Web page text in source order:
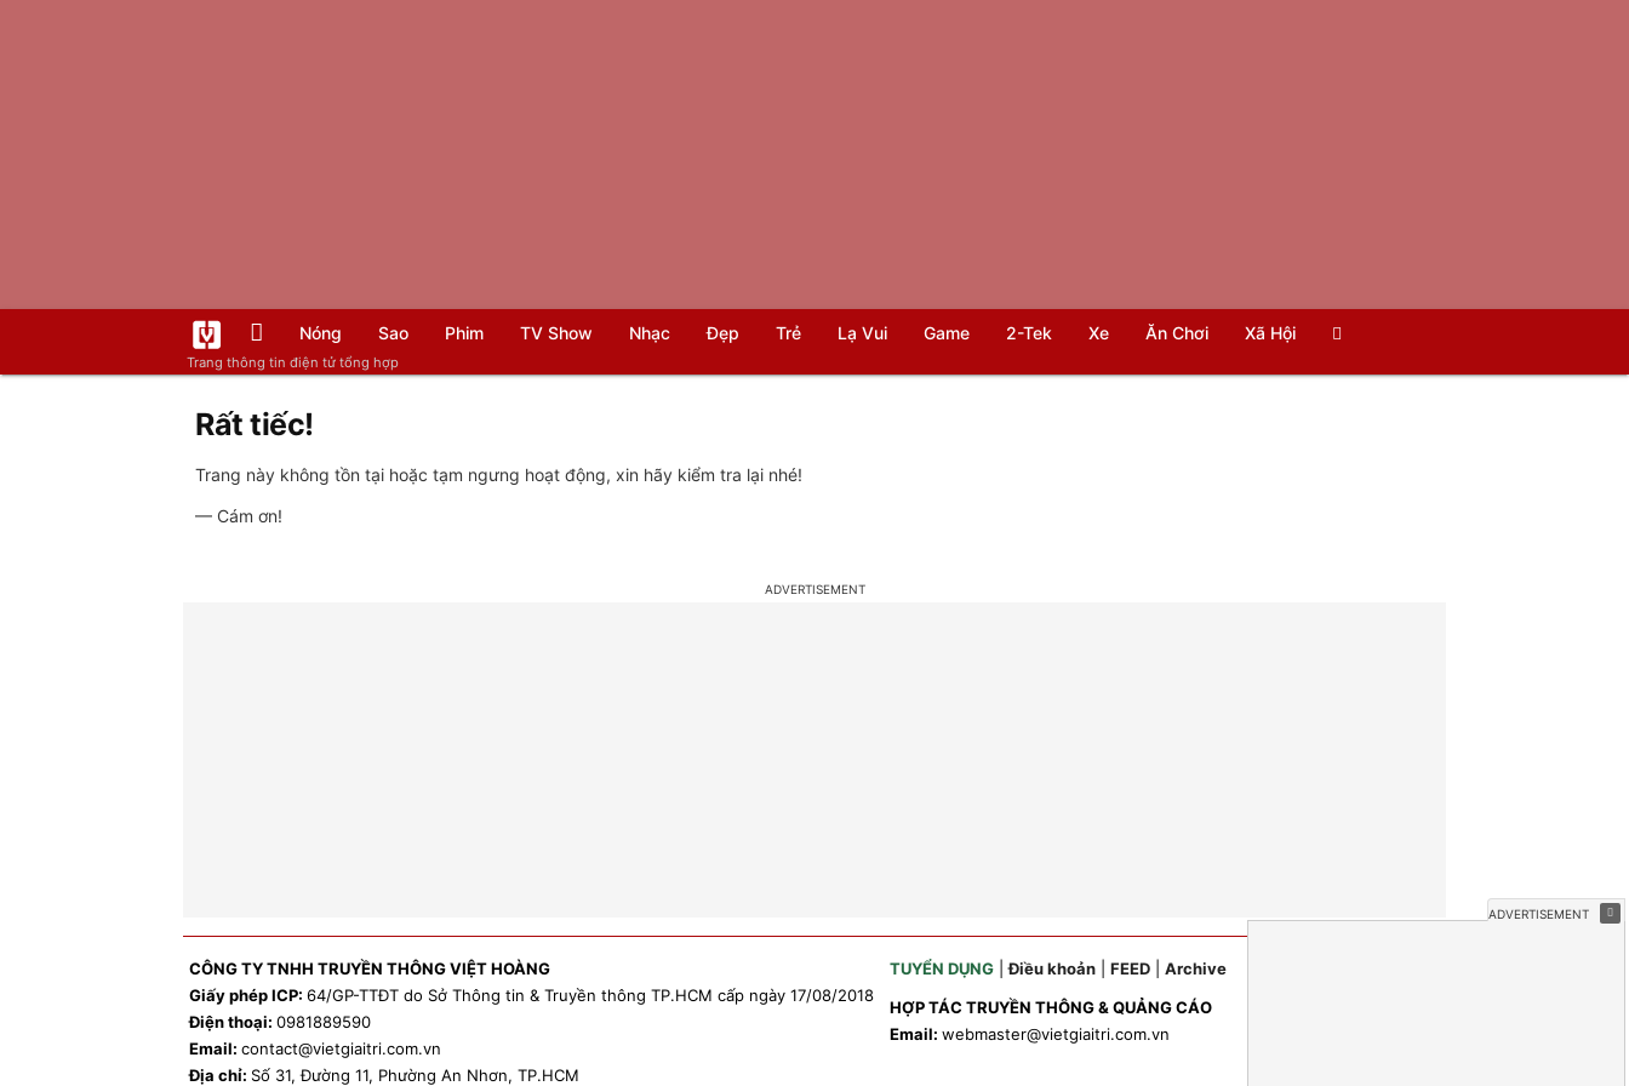
Trang thông tin điện tử tổng hợp
Nóng Sao Phim TV Show Nhạc Đẹp Trẻ Lạ Vui Game 2-Tek Xe Ăn Chơi Xã Hội
Rất tiếc!
Trang này không tồn tại hoặc tạm ngưng hoạt động, xin hãy kiểm tra lại nhé!
— Cám ơn!
CÔNG TY TNHH TRUYỀN THÔNG VIỆT HOÀNG
Giấy phép ICP: 64/GP-TTĐT do Sở Thông tin & Truyền thông TP.HCM cấp ngày 17/08/2018
Điện thoại: 0981889590
Email: contact@vietgiaitri.com.vn
Địa chỉ: Số 31, Đường 11, Phường An Nhơn, TP.HCM
TUYỂN DỤNG|Điều khoản| FEED| Archive
HỢP TÁC TRUYỀN THÔNG & QUẢNG CÁO
Email: webmaster@vietgiaitri.com.vn